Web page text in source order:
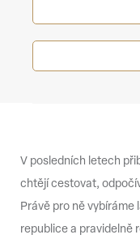
V posledních letech
chtějí cestovat,
Právě pro ně vybíráme
republice a pravidelně